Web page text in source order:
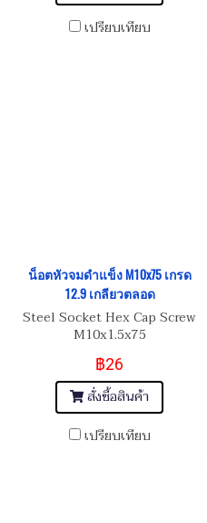
เปรียบเทียบ
น็อตหัวจมดำแข็ง M10x75 เกรด
12.9 เกลียวตลอด
Steel Socket Hex Cap Screw
M10x1.5x75
฿26
สั่งซื้อสินค้า
เปรียบเทียบ